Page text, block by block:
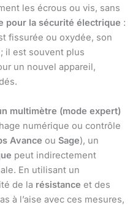
les écrous ou vis, sans
pour la sécurité électrique :
fissurée ou oxydée, son
il est souvent plus
un nouvel appareil,
multimètre (mode expert)
numérique ou contrôle
Avance ou Sage), un
peut indirectement
En utilisant un
de la résistance et des
à l’aise avec ces mesures,